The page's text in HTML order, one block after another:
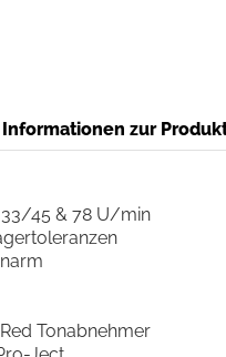
Informationen zur
45 & 78 U/min
Tonabnehmer